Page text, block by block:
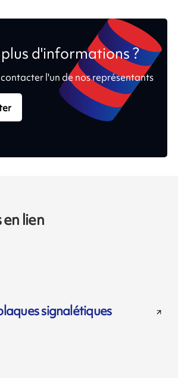
d'informations ?
l'un de nos représentants
lien
signalétiques